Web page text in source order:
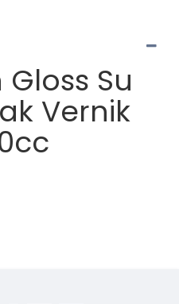
Su
Vernik